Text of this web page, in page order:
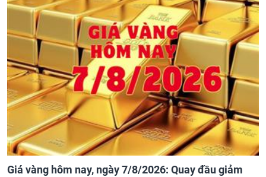
Giá vàng hôm nay, ngày 7/8/2026: Quay đầu giảm